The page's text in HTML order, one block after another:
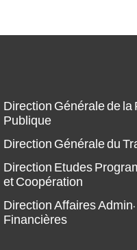
Direction Générale de la
Publique
Direction Générale du
Direction Etudes
et Coopération
Direction Affaires Admin.
Financières